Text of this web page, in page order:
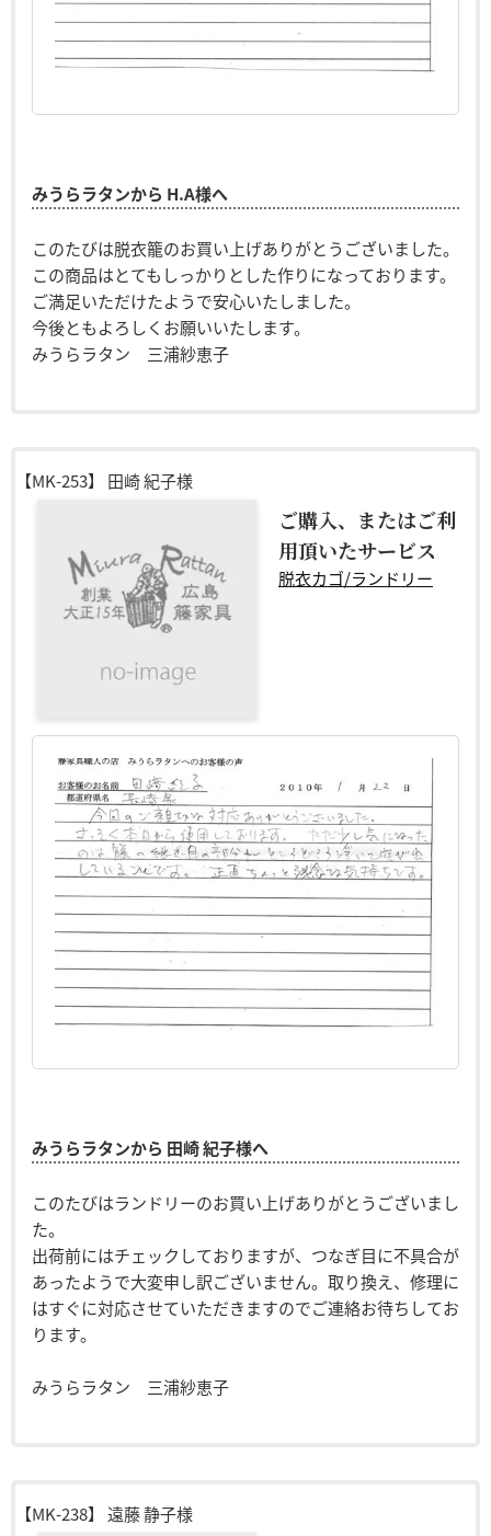
みうらラタンから H.A様へ
このたびは脱衣籠のお買い上げありがとうございました。
この商品はとてもしっかりとした作りになっております。
ご満足いただけたようで安心いたしました。
今後ともよろしくお願いいたします。
みうらラタン 三浦紗恵子
【MK-253】 田崎 紀子様
ご購入、またはご利
用頂いたサービス
脱衣カゴ/ランドリー
みうらラタンから 田崎 紀子様へ
このたびはランドリーのお買い上げありがとうございまし
た。
出荷前にはチェックしておりますが、つなぎ目に不具合が
あったようで大変申し訳ございません。取り換え、修理に
はすぐに対応させていただきますのでご連絡お待ちしてお
ります。
みうらラタン 三浦紗恵子
【MK-238】 遠藤 静子様